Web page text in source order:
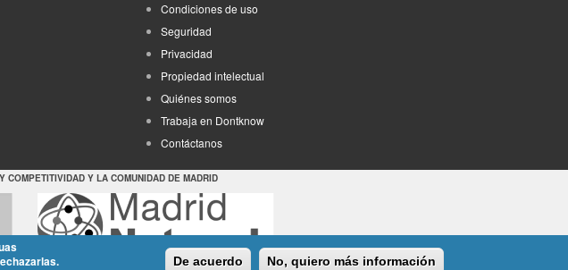
Condiciones de uso
Seguridad
Privacidad
Propiedad intelectual
Quiénes somos
Trabaja en Dontknow
Contáctanos
COMPETITIVIDAD Y LA COMUNIDAD DE MADRID
De acuerdo No, quiero más información